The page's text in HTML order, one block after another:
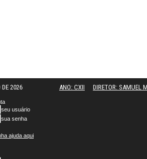
DE 2026 ANO: CXII DIRETOR: SAMUEL
seu usuário
sua senha
ajuda aqui